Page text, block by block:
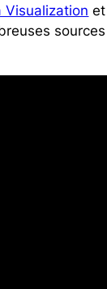
Visualization